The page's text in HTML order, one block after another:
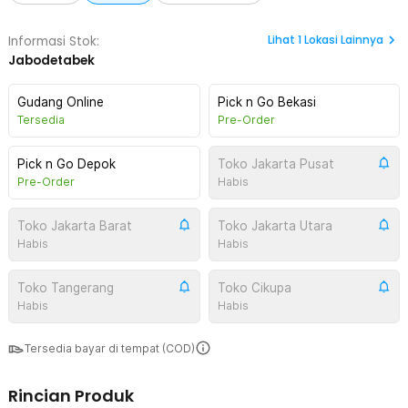
Informasi Stok:
Jabodetabek
Lihat 1Lokasi Lainnya
Gudang Online
Tersedia
Pick n Go Bekasi
Pre-Order
Pick n Go Depok
Pre-Order
Toko Jakarta Pusat
Habis
Toko Jakarta Barat
Habis
Toko Jakarta Utara
Habis
Toko Tangerang
Habis
Toko Cikupa
Habis
Tersedia bayar di tempat (COD)
Rincian Produk